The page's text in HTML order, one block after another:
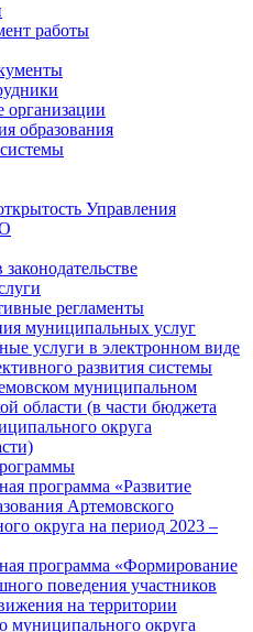
работы
организации
образования
Управления
регламенты
муниципальных услуг
услуги в электронном виде
развития системы
муниципальном
области (в части бюджета
округа
программа «Развитие
Артемовского
округа на период 2023 –
программа «Формирование
поведения участников
на территории
муниципального округа